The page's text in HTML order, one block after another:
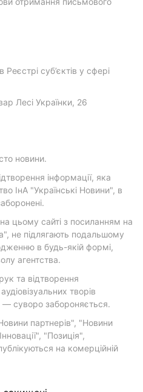
суб’єктів у сфері
Лесі Українки, 26
новини.
інформації, яка
ІнА "Українські Новини", в
цьому сайті з посиланням на
не підлягають подальшому
в будь-якій формі,
агентства.
та відтворення
творів
суворо забороняється.
партнерів", "Новини
"Позиція",
на комерційній